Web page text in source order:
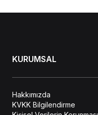
KURUMSAL
Hakkımızda
KVKK Bilgilendirme